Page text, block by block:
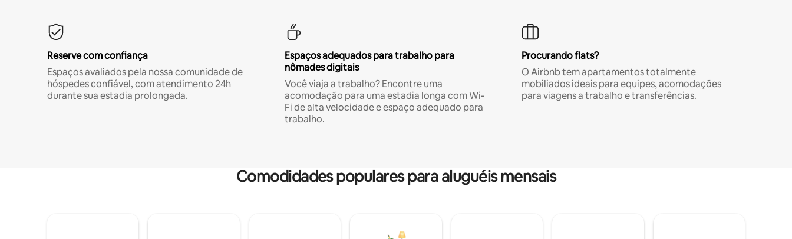
Reserve com confiança
Espaços avaliados pela nossa comunidade de
hóspedes confiável, com atendimento 24h
durante sua estadia prolongada.
Espaços adequados para trabalho para
nômades digitais
Você viaja a trabalho? Encontre uma
acomodação para uma estadia longa com Wi-
Fi de alta velocidade e espaço adequado para
trabalho.
Procurando flats?
O Airbnb tem apartamentos totalmente
mobiliados ideais para equipes, acomodações
para viagens a trabalho e transferências.
Comodidades populares para aluguéis mensais